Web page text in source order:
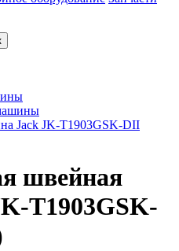
Jack JK-T1903GSK-DII
швейная
T1903GSK-